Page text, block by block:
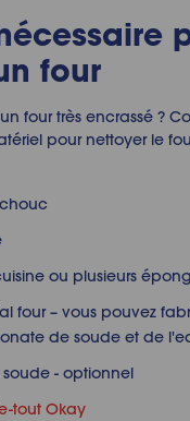
four
four très encrassé ?
pour nettoyer le
ou plusieurs
four – vous pouvez
de soude et de
- optionnel
tout Okay